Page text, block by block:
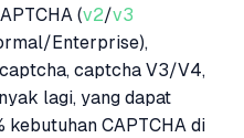
(v2/v3
Enterprise),
captcha, captcha V3/V4,
lagi, yang dapat
kebutuhan CAPTCHA di